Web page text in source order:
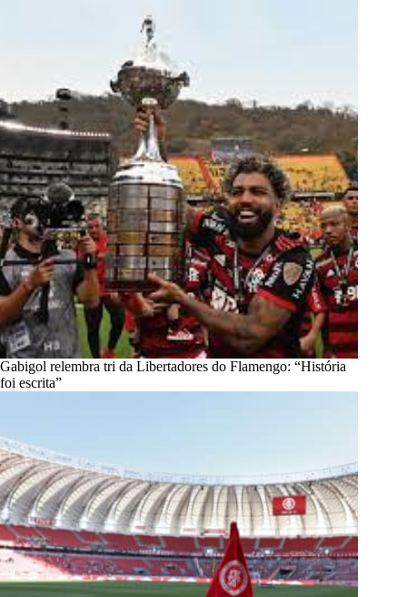
Gabigol relembra tri da Libertadores do Flamengo: “História
foi escrita”